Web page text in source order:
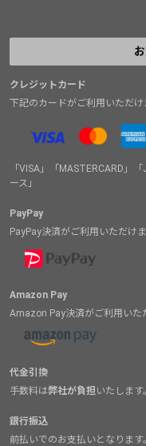
クレジットカード
下記のカードがご利用いただけ
「VISA」「MASTERCARD」
ース」
PayPay
PayPay決済がご利用いただけま
Amazon Pay
Amazon Pay決済がご利用いた
代金引換
手数料は弊社が負担 いたします。
銀行振込
前払いでのお支払いとなります。